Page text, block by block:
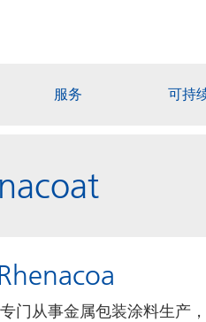
服务 可持
门从事金属包装涂料生产